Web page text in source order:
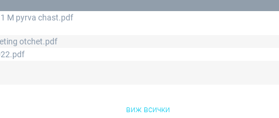
M pyrva chast.pdf
otchet.pdf
виж всички